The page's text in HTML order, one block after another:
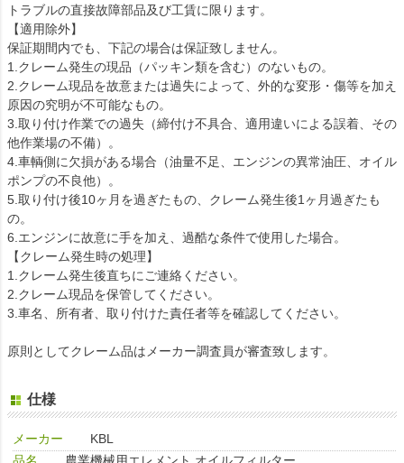
トラブルの直接故障部品及び工賃に限ります。
【適用除外】
保証期間内でも、下記の場合は保証致しません。
1.クレーム発生の現品（パッキン類を含む）のないもの。
2.クレーム現品を故意または過失によって、外的な変形・傷等を加え
原因の究明が不可能なもの。
3.取り付け作業での過失（締付け不具合、適用違いによる誤着、その
他作業場の不備）。
4.車輌側に欠損がある場合（油量不足、エンジンの異常油圧、オイル
ポンプの不良他）。
5.取り付け後10ヶ月を過ぎたもの、クレーム発生後1ヶ月過ぎたも
の。
6.エンジンに故意に手を加え、過酷な条件で使用した場合。
【クレーム発生時の処理】
1.クレーム発生後直ちにご連絡ください。
2.クレーム現品を保管してください。
3.車名、所有者、取り付けた責任者等を確認してください。
原則としてクレーム品はメーカー調査員が審査致します。
仕様
メーカー
KBL